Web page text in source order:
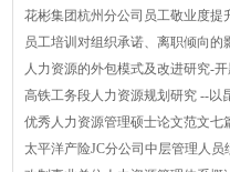
花彬集团杭州分公司员工敬业度提
员工培训对组织承诺、离职倾向的
人力资源的外包模式及改进研究-
高铁工务段人力资源规划研究 --以
优秀人力资源管理硕士论文范文七
太平洋产险JC分公司中层管理人员